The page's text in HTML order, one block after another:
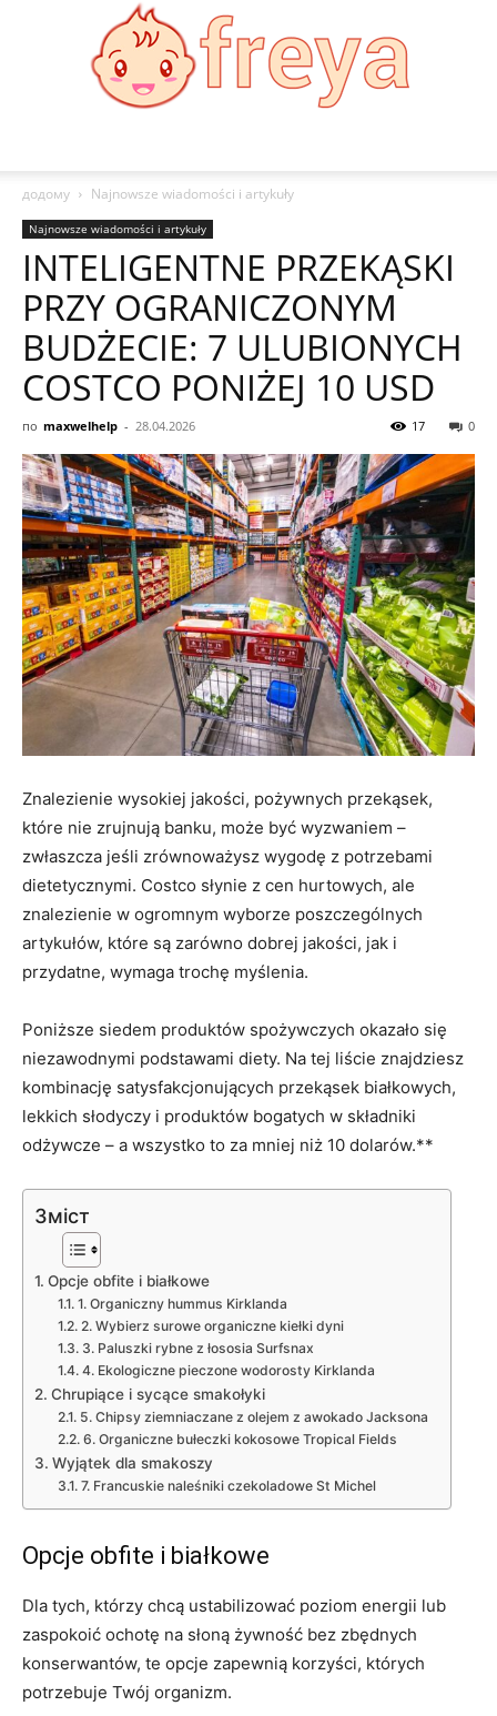
додому
Najnowsze wiadomości i artykuły
Najnowsze wiadomości i artykuły
INTELIGENTNE PRZEKĄSKI
PRZY OGRANICZONYM
BUDŻECIE: 7 ULUBIONYCH
COSTCO PONIŻEJ 10 USD
по maxwelhelp - 28.04.2026 0
17
Znalezienie wysokiej jakości, pożywnych przekąsek,
które nie zrujnują banku, może być wyzwaniem –
zwłaszcza jeśli zrównoważysz wygodę z potrzebami
dietetycznymi. Costco słynie z cen hurtowych, ale
znalezienie w ogromnym wyborze poszczególnych
artykułów, które są zarówno dobrej jakości, jak i
przydatne, wymaga trochę myślenia.
Poniższe siedem produktów spożywczych okazało się
niezawodnymi podstawami diety. Na tej liście znajdziesz
kombinację satysfakcjonujących przekąsek białkowych,
lekkich słodyczy i produktów bogatych w składniki
odżywcze – a wszystko to za mniej niż 10 dolarów.**
Зміст
Opcje obfite i białkowe
1. Organiczny hummus Kirklanda
2. Wybierz surowe organiczne kiełki dyni
3. Paluszki rybne z łososia Surfsnax
4. Ekologiczne pieczone wodorosty Kirklanda
Chrupiące i sycące smakołyki
5. Chipsy ziemniaczane z olejem z awokado Jacksona
6. Organiczne bułeczki kokosowe Tropical Fields
Wyjątek dla smakoszy
7. Francuskie naleśniki czekoladowe St Michel
Opcje obfite i białkowe
Dla tych, którzy chcą ustabilizować poziom energii lub
zaspokoić ochotę na słoną żywność bez zbędnych
konserwantów, te opcje zapewnią korzyści, których
potrzebuje Twój organizm.